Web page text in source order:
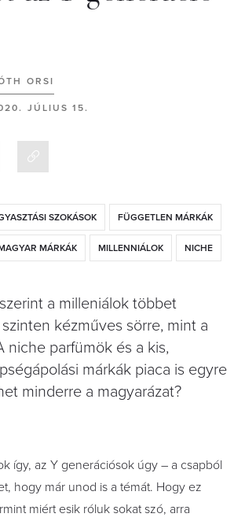
ORSI
JÚLIUS 15.
SZOKÁSOK FÜGGETLEN MÁRKÁK
MÁRKÁK MILLENNIÁLOK NICHE
a milleniálok többet
kézműves sörre, mint a
niche parfümök és a kis,
márkák piaca is egyre
minderre a magyarázat?
így, az Y generációsok úgy – a csapból
hogy már unod is a témát. Hogy ez
miért esik róluk sokat szó, arra